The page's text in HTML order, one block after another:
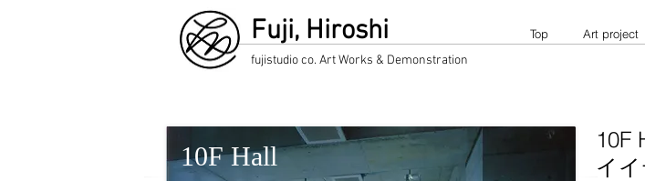
Top Art project
Fuji, Hiroshi
fujistudio co. Art Works & Demonstration
​10F Hall
10F
イ